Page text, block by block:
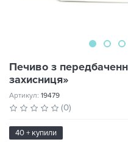
Печиво з
захисниця»
Артикул: 19479
(0)
40 + купили